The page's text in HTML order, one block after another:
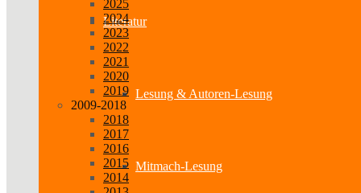
Literatur
Lesung & Autoren-Lesung
Mitmach-Lesung
2025
2024
2023
2022
2021
2020
2019
2009-2018
2018
2017
2016
2015
2014